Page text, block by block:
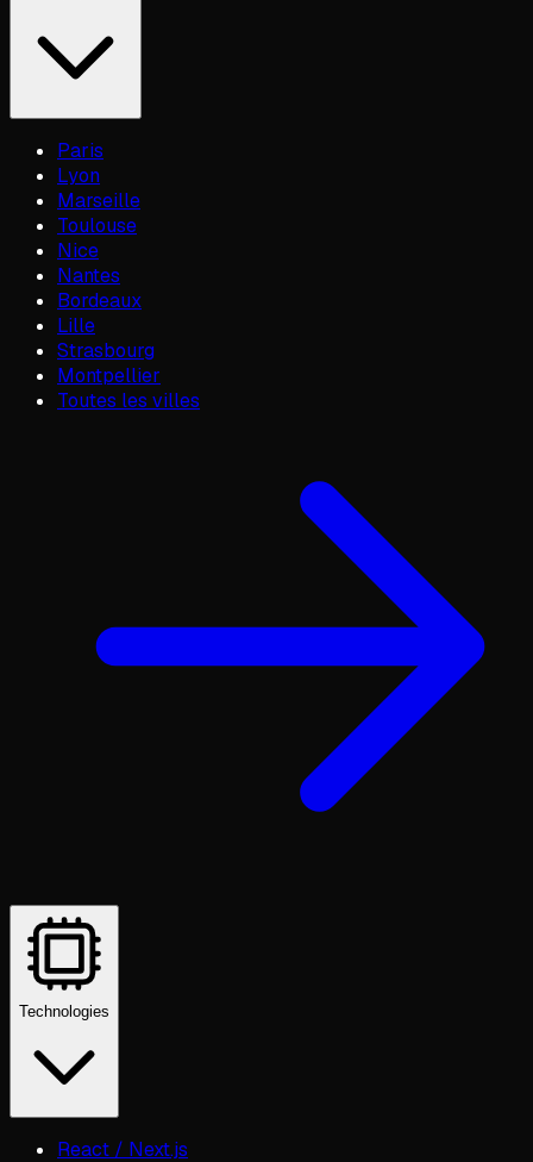
Paris
Lyon
Marseille
Toulouse
Nice
Nantes
Bordeaux
Lille
Strasbourg
Montpellier
Toutes les villes
Technologies
React / Next.js